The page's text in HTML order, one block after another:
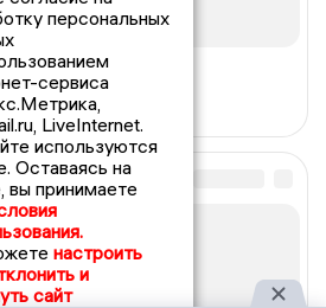
персональных
сервиса
LiveInternet.
используются
Оставаясь на
вы принимаете
настроить
и
сайт